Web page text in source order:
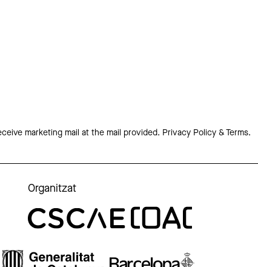
marketing mail at the mail provided. Privacy Policy & Terms.
Organitzat